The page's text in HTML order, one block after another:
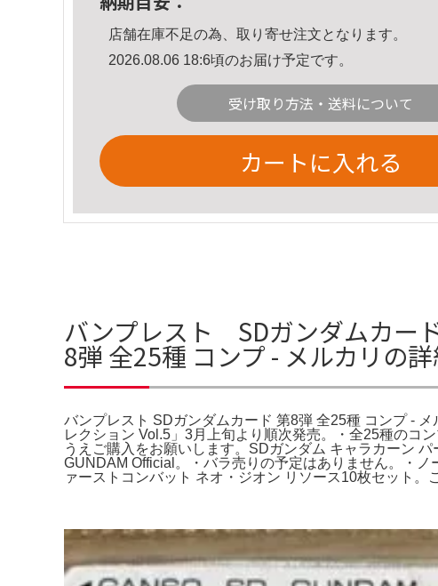
店舗在庫不足の為、取り寄せ注文となります。
2026.08.06 18:6頃のお届け予定です。
受け取り方法・送料について
カートに入れる
バンプレスト SDガンダムカ
8弾 全25種 コンプ - メルカリの
バンプレスト SDガンダムカード 第8弾 全25種 コンプ -
レクション Vol.5」3月上旬より順次発売。・全25種のコ
うえご購入をお願いします。SDガンダム キャラカーン
GUNDAM Official。・バラ売りの予定はありません。・
ァーストコンバット ネオ・ジオン リソース10枚セット。